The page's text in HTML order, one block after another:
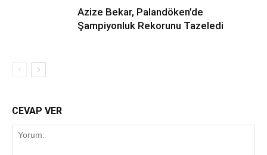
Azize Bekar, Palandöken’de
Şampiyonluk Rekorunu Tazeledi
CEVAP VER